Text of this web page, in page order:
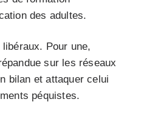
des adultes.
libéraux. Pour une,
sur les réseaux
bilan et attaquer celui
péquistes.